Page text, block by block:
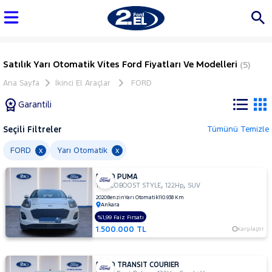
Satılık Yarı Otomatik Vites Ford Fiyatları Ve Modelleri (5)
Ana Sayfa İkinci El Araçlar FORD
Garantili
Tüm
Araçlar
AUDI
BMC
BMW
BYD
Seçili Filtreler Tümünü Temizle
FORD x Yarı Otomatik x
FORD PUMA
1.0 ECOBOOST STYLE,122Hp, SUV
2020BenzinYarı Otomatik110.938 Km
Ankara
1.500.000 TL Karşılaştır
%1,99 Faiz Fırsatı
FORD TRANSIT COURIER